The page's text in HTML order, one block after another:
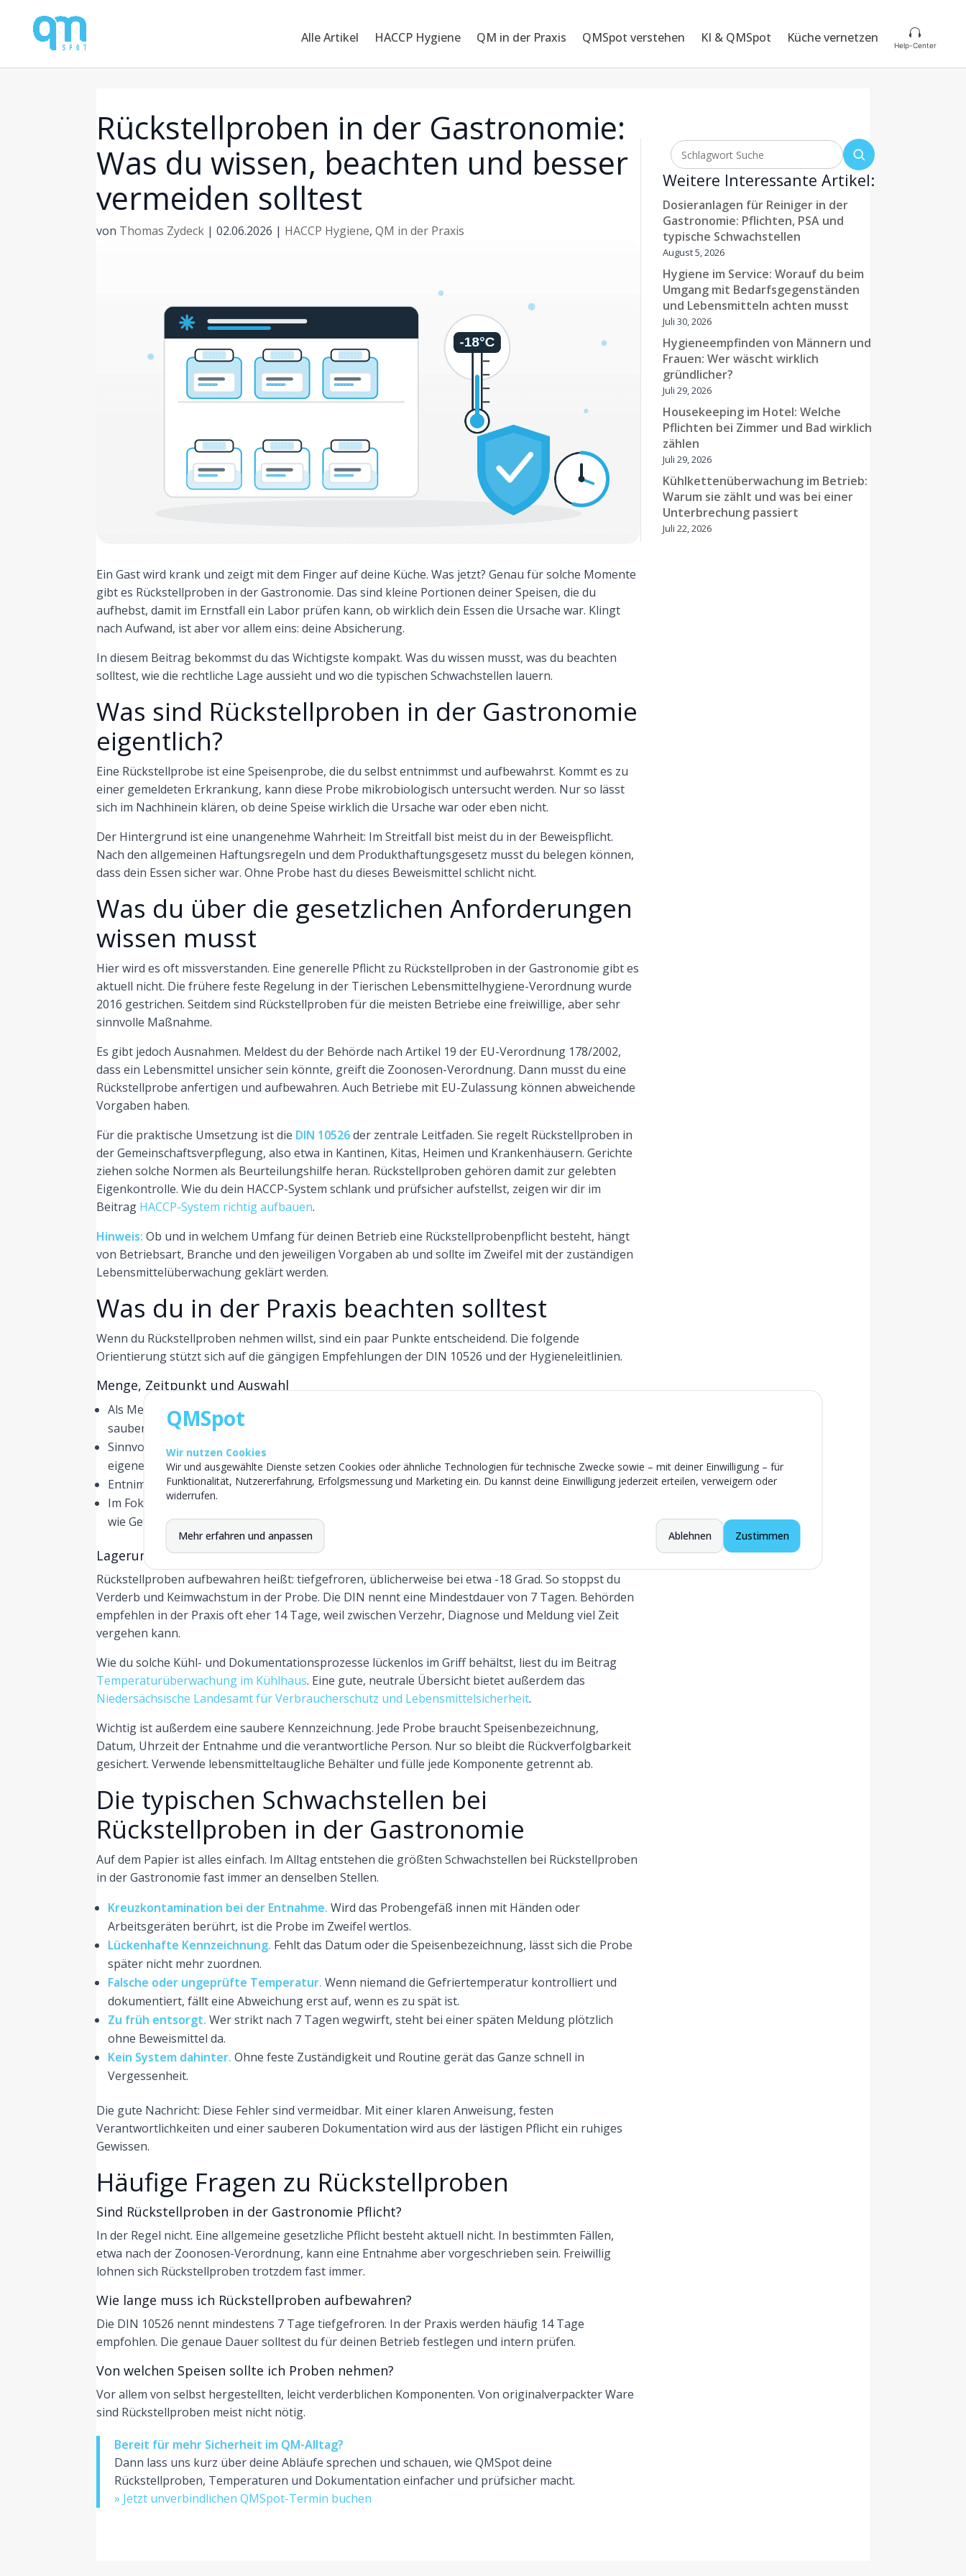
Alle Artikel HACCP Hygiene QM in der Praxis QMSpot verstehen KI & QMSpot Küche vernetzen 
Help-Center
Rückstellproben in der Gastronomie:
Was du wissen, beachten und besser
vermeiden solltest
von Thomas Zydeck |02.06.2026 | HACCP Hygiene,QM in der Praxis
Ein Gast wird krank und zeigt mit dem Finger auf deine Küche. Was jetzt? Genau für solche Momente
gibt es Rückstellproben in der Gastronomie. Das sind kleine Portionen deiner Speisen, die du
aufhebst, damit im Ernstfall ein Labor prüfen kann, ob wirklich dein Essen die Ursache war. Klingt
nach Aufwand, ist aber vor allem eins: deine Absicherung.
In diesem Beitrag bekommst du das Wichtigste kompakt. Was du wissen musst, was du beachten
solltest, wie die rechtliche Lage aussieht und wo die typischen Schwachstellen lauern.
Was sind Rückstellproben in der Gastronomie
eigentlich?
Eine Rückstellprobe ist eine Speisenprobe, die du selbst entnimmst und aufbewahrst. Kommt es zu
einer gemeldeten Erkrankung, kann diese Probe mikrobiologisch untersucht werden. Nur so lässt
sich im Nachhinein klären, ob deine Speise wirklich die Ursache war oder eben nicht.
Der Hintergrund ist eine unangenehme Wahrheit: Im Streitfall bist meist du in der Beweispflicht.
Nach den allgemeinen Haftungsregeln und dem Produkthaftungsgesetz musst du belegen können,
dass dein Essen sicher war. Ohne Probe hast du dieses Beweismittel schlicht nicht.
Was du über die gesetzlichen Anforderungen
wissen musst
Hier wird es oft missverstanden. Eine generelle Pflicht zu Rückstellproben in der Gastronomie gibt es
aktuell nicht. Die frühere feste Regelung in der Tierischen Lebensmittelhygiene-Verordnung wurde
2016 gestrichen. Seitdem sind Rückstellproben für die meisten Betriebe eine freiwillige, aber sehr
sinnvolle Maßnahme.
Es gibt jedoch Ausnahmen. Meldest du der Behörde nach Artikel 19 der EU-Verordnung 178/2002,
dass ein Lebensmittel unsicher sein könnte, greift die Zoonosen-Verordnung. Dann musst du eine
Rückstellprobe anfertigen und aufbewahren. Auch Betriebe mit EU-Zulassung können abweichende
Vorgaben haben.
Für die praktische Umsetzung ist die DIN 10526der zentrale Leitfaden. Sie regelt Rückstellproben in
der Gemeinschaftsverpflegung, also etwa in Kantinen, Kitas, Heimen und Krankenhäusern. Gerichte
ziehen solche Normen als Beurteilungshilfe heran. Rückstellproben gehören damit zur gelebten
Eigenkontrolle. Wie du dein HACCP-System schlank und prüfsicher aufstellst, zeigen wir dir im
Beitrag HACCP-System richtig aufbauen.
Hinweis: Ob und in welchem Umfang für deinen Betrieb eine Rückstellprobenpflicht besteht, hängt
von Betriebsart, Branche und den jeweiligen Vorgaben ab und sollte im Zweifel mit der zuständigen
Lebensmittelüberwachung geklärt werden.
Was du in der Praxis beachten solltest
Wenn du Rückstellproben nehmen willst, sind ein paar Punkte entscheidend. Die folgende
Orientierung stützt sich auf die gängigen Empfehlungen der DIN 10526 und der Hygieneleitlinien.
Menge, Zeitpunkt und Auswahl
Als Menge werden je Komponente mindestens 100 g oder 100 ml empfohlen, damit ein Labor
sauber arbeiten kann.
Sinnvoll sind zwei Proben je Speise. Eine geht an die Lebensmittelüberwachung, eine bleibt für ein
eigenes Labor.
Entnimm die Probe möglichst kurz vor der Ausgabe, also am Ende deines Herstellungsprozesses.
Im Fokus stehen selbst hergestellte und leicht verderbliche Speisen. Von originalverpackter Ware
wie Getränken oder Portionspackungen brauchst du in der Regel keine Proben.
Lagerung und Kennzeichnung
Rückstellproben aufbewahren heißt: tiefgefroren, üblicherweise bei etwa -18 Grad. So stoppst du
Verderb und Keimwachstum in der Probe. Die DIN nennt eine Mindestdauer von 7 Tagen. Behörden
empfehlen in der Praxis oft eher 14 Tage, weil zwischen Verzehr, Diagnose und Meldung viel Zeit
vergehen kann.
Wie du solche Kühl- und Dokumentationsprozesse lückenlos im Griff behältst, liest du im Beitrag
Temperaturüberwachung im Kühlhaus. Eine gute, neutrale Übersicht bietet außerdem das
Niedersächsische Landesamt für Verbraucherschutz und Lebensmittelsicherheit.
Wichtig ist außerdem eine saubere Kennzeichnung. Jede Probe braucht Speisenbezeichnung,
Datum, Uhrzeit der Entnahme und die verantwortliche Person. Nur so bleibt die Rückverfolgbarkeit
gesichert. Verwende lebensmitteltaugliche Behälter und fülle jede Komponente getrennt ab.
Die typischen Schwachstellen bei
Rückstellproben in der Gastronomie
Auf dem Papier ist alles einfach. Im Alltag entstehen die größten Schwachstellen bei Rückstellproben
in der Gastronomie fast immer an denselben Stellen.
Kreuzkontamination bei der Entnahme. Wird das Probengefäß innen mit Händen oder
Arbeitsgeräten berührt, ist die Probe im Zweifel wertlos.
Lückenhafte Kennzeichnung. Fehlt das Datum oder die Speisenbezeichnung, lässt sich die Probe
später nicht mehr zuordnen.
Falsche oder ungeprüfte Temperatur. Wenn niemand die Gefriertemperatur kontrolliert und
dokumentiert, fällt eine Abweichung erst auf, wenn es zu spät ist.
Zu früh entsorgt. Wer strikt nach 7 Tagen wegwirft, steht bei einer späten Meldung plötzlich
ohne Beweismittel da.
Kein System dahinter. Ohne feste Zuständigkeit und Routine gerät das Ganze schnell in
Vergessenheit.
Die gute Nachricht: Diese Fehler sind vermeidbar. Mit einer klaren Anweisung, festen
Verantwortlichkeiten und einer sauberen Dokumentation wird aus der lästigen Pflicht ein ruhiges
Gewissen.
Häufige Fragen zu Rückstellproben
Sind Rückstellproben in der Gastronomie Pflicht?
In der Regel nicht. Eine allgemeine gesetzliche Pflicht besteht aktuell nicht. In bestimmten Fällen,
etwa nach der Zoonosen-Verordnung, kann eine Entnahme aber vorgeschrieben sein. Freiwillig
lohnen sich Rückstellproben trotzdem fast immer.
Wie lange muss ich Rückstellproben aufbewahren?
Die DIN 10526 nennt mindestens 7 Tage tiefgefroren. In der Praxis werden häufig 14 Tage
empfohlen. Die genaue Dauer solltest du für deinen Betrieb festlegen und intern prüfen.
Von welchen Speisen sollte ich Proben nehmen?
Vor allem von selbst hergestellten, leicht verderblichen Komponenten. Von originalverpackter Ware
sind Rückstellproben meist nicht nötig.
Bereit für mehr Sicherheit im QM-Alltag?
Dann lass uns kurz über deine Abläufe sprechen und schauen, wie QMSpot deine
Rückstellproben, Temperaturen und Dokumentation einfacher und prüfsicher macht.
» Jetzt unverbindlichen QMSpot-Termin buchen
Weitere Interessante Artikel:
Dosieranlagen für Reiniger in der
Gastronomie: Pflichten, PSA und
typische Schwachstellen
August 5, 2026
Hygiene im Service: Worauf du beim
Umgang mit Bedarfsgegenständen
und Lebensmitteln achten musst
Juli 30, 2026
Hygieneempfinden von Männern und
Frauen: Wer wäscht wirklich
gründlicher?
Juli 29, 2026
Housekeeping im Hotel: Welche
Pflichten bei Zimmer und Bad wirklich
zählen
Juli 29, 2026
Kühlkettenüberwachung im Betrieb:
Warum sie zählt und was bei einer
Unterbrechung passiert
Juli 22, 2026
QMSpot
Wir nutzen Cookies
Wir und ausgewählte Dienste setzen Cookies oder ähnliche Technologien für technische Zwecke sowie – mit deiner Einwilligung – für
Funktionalität, Nutzererfahrung, Erfolgsmessung und Marketing ein. Du kannst deine Einwilligung jederzeit erteilen, verweigern oder
widerrufen.
Mehr erfahren und anpassen Ablehnen Zustimmen